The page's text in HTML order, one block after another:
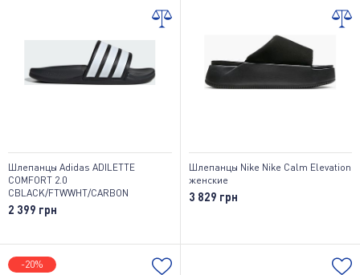
Шлепанцы Adidas ADILETTE
COMFORT 2.0
CBLACK/FTWWHT/CARBON
2 399 грн
Шлепанцы Nike Nike Calm Elevation
женские
3 829 грн
-20%